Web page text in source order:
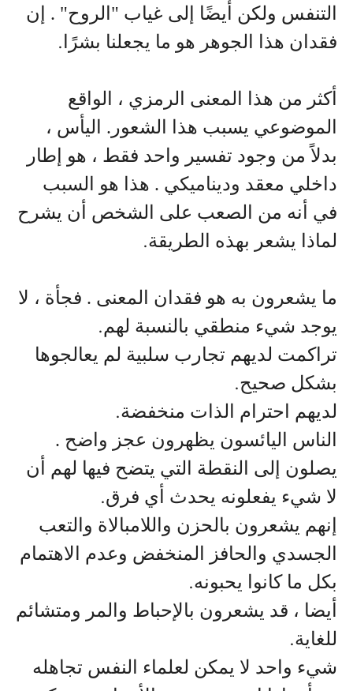
التنفس ولكن أيضًا إلى غياب "الروح" . إن
فقدان هذا الجوهر هو ما يجعلنا بشرًا .
أكثر من هذا المعنى الرمزي ، الواقع
الموضوعي يسبب هذا الشعور. اليأس ،
بدلاً من وجود تفسير واحد فقط ، هو إطار
داخلي معقد وديناميكي . هذا هو السبب
في أنه من الصعب على الشخص أن يشرح
لماذا يشعر بهذه الطريقة.
ما يشعرون به هو فقدان المعنى . فجأة ، لا
يوجد شيء منطقي بالنسبة لهم.
تراكمت لديهم تجارب سلبية لم يعالجوها
بشكل صحيح.
لديهم احترام الذات منخفضة.
الناس اليائسون يظهرون عجز واضح .
يصلون إلى النقطة التي يتضح فيها لهم أن
لا شيء يفعلونه يحدث أي فرق.
إنهم يشعرون بالحزن واللامبالاة والتعب
الجسدي والحافز المنخفض وعدم الاهتمام
بكل ما كانوا يحبونه.
أيضا ، قد يشعرون بالإحباط والمر ومتشائم
للغاية.
شيء واحد لا يمكن لعلماء النفس تجاهله